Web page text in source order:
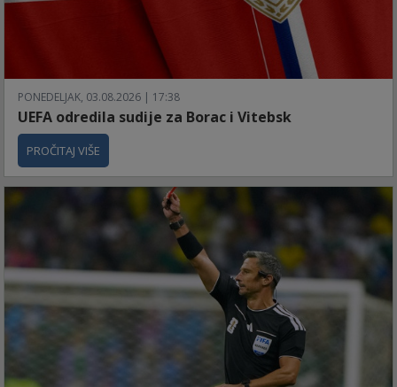
PONEDELJAK, 03.08.2026 | 17:38
UEFA odredila sudije za Borac i Vitebsk
PROČITAJ VIŠE